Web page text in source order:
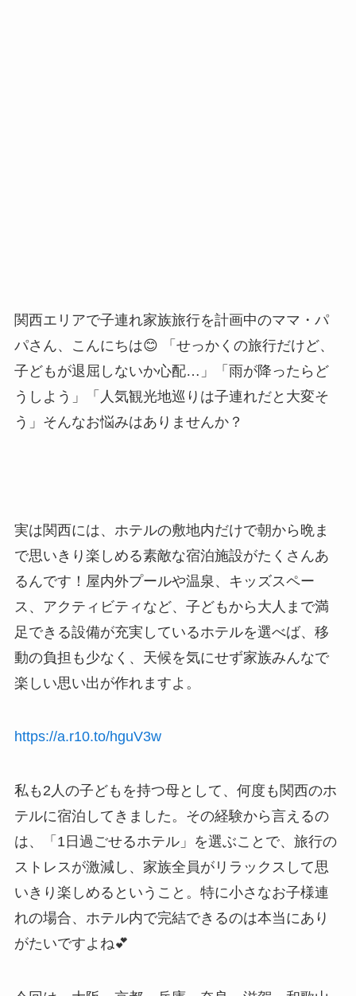
関西エリアで子連れ家族旅行を計画中のママ・パ
パさん、こんにちは😊 「せっかくの旅行だけど、
子どもが退屈しないか心配…」「雨が降ったらど
うしよう」「人気観光地巡りは子連れだと大変そ
う」そんなお悩みはありませんか？
実は関西には、ホテルの敷地内だけで朝から晩ま
で思いきり楽しめる素敵な宿泊施設がたくさんあ
るんです！屋内外プールや温泉、キッズスペー
ス、アクティビティなど、子どもから大人まで満
足できる設備が充実しているホテルを選べば、移
動の負担も少なく、天候を気にせず家族みんなで
楽しい思い出が作れますよ。
https://a.r10.to/hguV3w
私も2人の子どもを持つ母として、何度も関西のホ
テルに宿泊してきました。その経験から言えるの
は、「1日過ごせるホテル」を選ぶことで、旅行の
ストレスが激減し、家族全員がリラックスして思
いきり楽しめるということ。特に小さなお子様連
れの場合、ホテル内で完結できるのは本当にあり
がたいですよね💕